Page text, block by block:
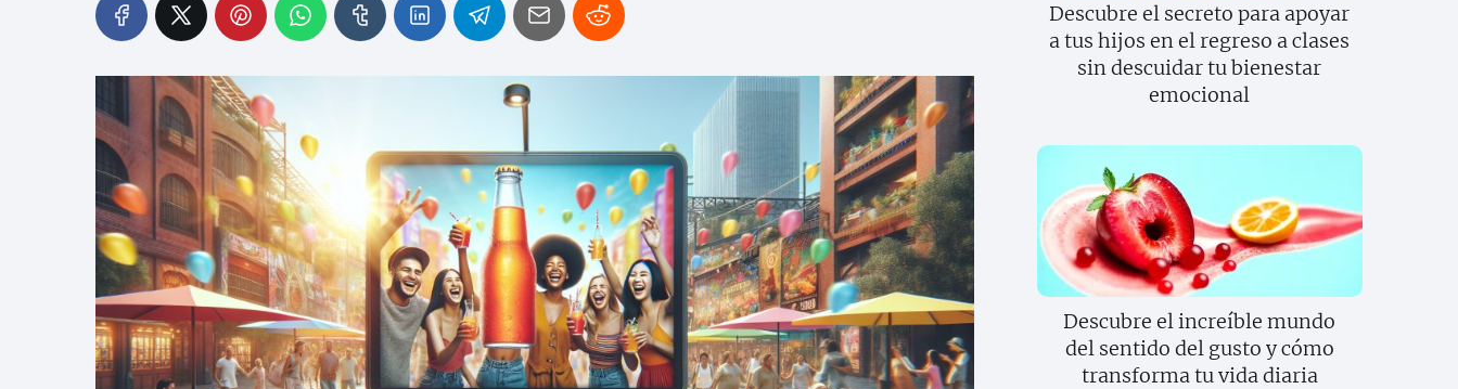
Descubre el secreto para apoyar
a tus hijos en el regreso a clases
sin descuidar tu bienestar
emocional
Descubre el increíble mundo
del sentido del gusto y cómo
transforma tu vida diaria